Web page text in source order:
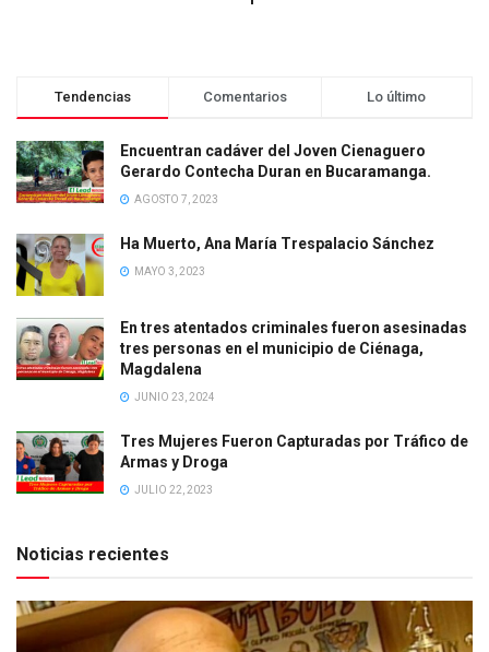
Tendencias Comentarios Lo último
Encuentran cadáver del Joven Cienaguero
Gerardo Contecha Duran en Bucaramanga.
AGOSTO 7, 2023
Ha Muerto, Ana María Trespalacio Sánchez
MAYO 3, 2023
En tres atentados criminales fueron asesinadas
tres personas en el municipio de Ciénaga,
Magdalena
JUNIO 23, 2024
Tres Mujeres Fueron Capturadas por Tráfico de
Armas y Droga
JULIO 22, 2023
Noticias recientes